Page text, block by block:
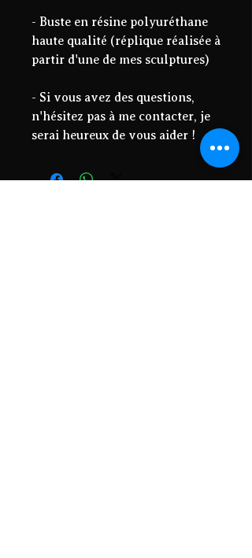
- Buste en résine polyuréthane
haute qualité (réplique réalisée à
partir d'une de mes sculptures)
- Si vous avez des questions,
n'hésitez pas à me contacter, je
serai heureux de vous aider !